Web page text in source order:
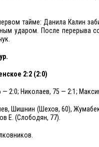
тайме: Данила Калин
ударом. После перерыва
2:2 (2:0)
2:0; Николаев, 75 — 2:1;
Шишнин (Шехов, 60),
Е. (Слободян, 77).